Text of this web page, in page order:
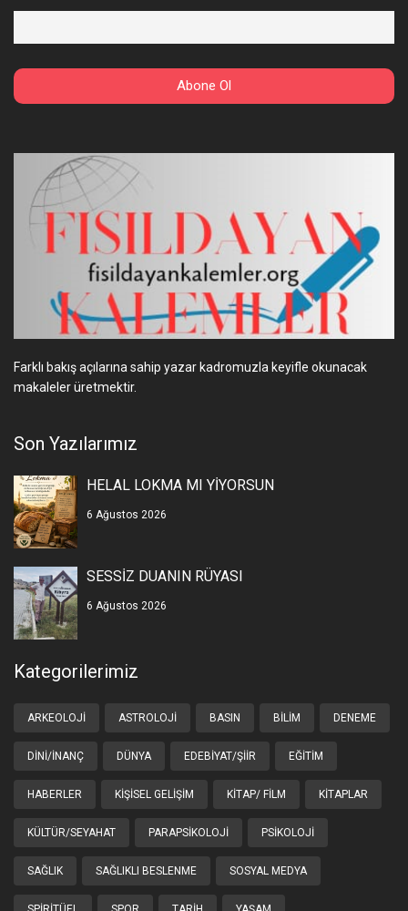
Farklı bakış açılarına sahip yazar kadromuzla keyifle okunacak
makaleler üretmektir.
Son Yazılarımız
HELAL LOKMA MI YİYORSUN
6 Ağustos 2026
SESSİZ DUANIN RÜYASI
6 Ağustos 2026
Kategorilerimiz
ARKEOLOJI ASTROLOJI BASIN BILIM DENEME
DINI/İNANÇ DÜNYA EDEBIYAT/ŞIIR EĞITIM
HABERLER KIŞISEL GELIŞIM KITAP/ FILM KITAPLAR
KÜLTÜR/SEYAHAT PARAPSIKOLOJI PSIKOLOJI
SAĞLIK SAĞLIKLI BESLENME SOSYAL MEDYA